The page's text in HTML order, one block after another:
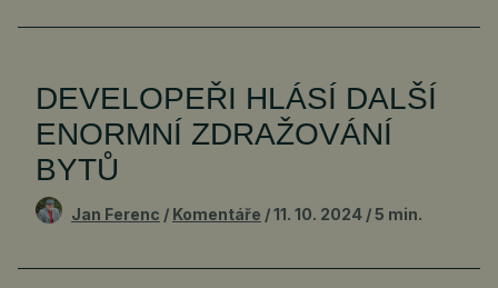
DEVELOPEŘI HLÁSÍ DALŠÍ
ENORMNÍ ZDRAŽOVÁNÍ
BYTŮ
Jan Ferenc Komentáře 11. 10. 2024 5 min.